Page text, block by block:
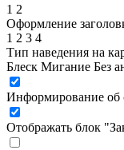
1 2
Оформление
1 2 3 4
Тип наведения на
Блеск Мигание Без
Информирование об
Отображать блок